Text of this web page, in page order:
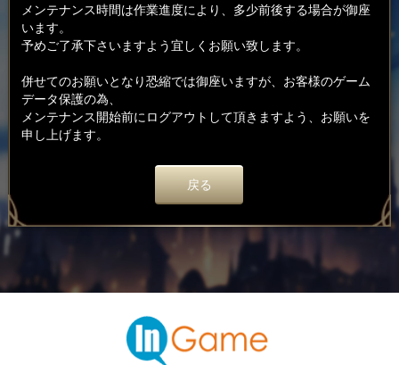
メンテナンス時間は作業進度により、多少前後する場合が御座
います。
予めご了承下さいますよう宜しくお願い致します。
併せてのお願いとなり恐縮では御座いますが、お客様のゲーム
データ保護の為、
メンテナンス開始前にログアウトして頂きますよう、お願いを
申し上げます。
戻る